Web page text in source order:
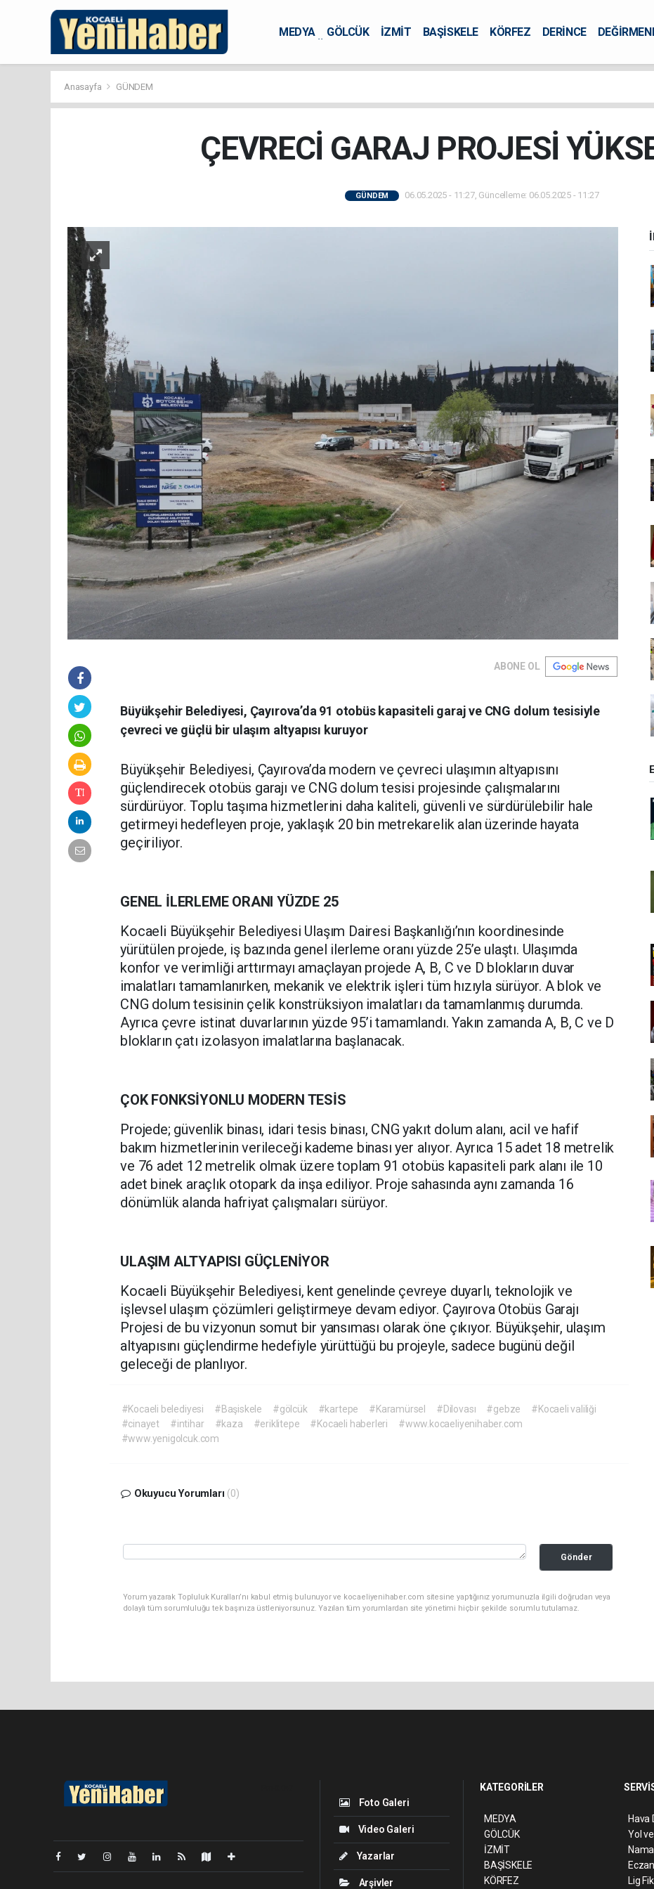
MEDYA GÖLCÜK İZMİT BAŞİSKELE KÖRFEZ DERİNCE
Anasayfa GÜNDEM
ÇEVRECİ GARAJ PROJESİ
GÜNDEM 06.05.2025 - 11:27, Güncelleme: 06.05.2025 - 11:27
ABONE OL
Büyükşehir Belediyesi, Çayırova’da 91 otobüs kapasiteli garaj ve CNG dolum tesisiyle
çevreci ve güçlü bir ulaşım altyapısı kuruyor
Büyükşehir Belediyesi, Çayırova’da modern ve çevreci ulaşımın altyapısını
güçlendirecek otobüs garajı ve CNG dolum tesisi projesinde çalışmalarını
sürdürüyor. Toplu taşıma hizmetlerini daha kaliteli, güvenli ve sürdürülebilir hale
getirmeyi hedefleyen proje, yaklaşık 20 bin metrekarelik alan üzerinde hayata
geçiriliyor.
GENEL İLERLEME ORANI YÜZDE 25
Kocaeli Büyükşehir Belediyesi Ulaşım Dairesi Başkanlığı’nın koordinesinde
yürütülen projede, iş bazında genel ilerleme oranı yüzde 25’e ulaştı. Ulaşımda
konfor ve verimliği arttırmayı amaçlayan projede A, B, C ve D blokların duvar
imalatları tamamlanırken, mekanik ve elektrik işleri tüm hızıyla sürüyor. A blok ve
CNG dolum tesisinin çelik konstrüksiyon imalatları da tamamlanmış durumda.
Ayrıca çevre istinat duvarlarının yüzde 95’i tamamlandı. Yakın zamanda A, B, C ve D
blokların çatı izolasyon imalatlarına başlanacak.
ÇOK FONKSİYONLU MODERN TESİS
Projede; güvenlik binası, idari tesis binası, CNG yakıt dolum alanı, acil ve hafif
bakım hizmetlerinin verileceği kademe binası yer alıyor. Ayrıca 15 adet 18 metrelik
ve 76 adet 12 metrelik olmak üzere toplam 91 otobüs kapasiteli park alanı ile 10
adet binek araçlık otopark da inşa ediliyor. Proje sahasında aynı zamanda 16
dönümlük alanda hafriyat çalışmaları sürüyor.
ULAŞIM ALTYAPISI GÜÇLENİYOR
Kocaeli Büyükşehir Belediyesi, kent genelinde çevreye duyarlı, teknolojik ve
işlevsel ulaşım çözümleri geliştirmeye devam ediyor. Çayırova Otobüs Garajı
Projesi de bu vizyonun somut bir yansıması olarak öne çıkıyor. Büyükşehir, ulaşım
altyapısını güçlendirme hedefiyle yürüttüğü bu projeyle, sadece bugünü değil
geleceği de planlıyor.
#Kocaeli belediyesi #Başiskele #gölcük #kartepe #Karamürsel #Dilovası #gebze
#Kocaeli valiliği
#cinayet
#intihar #kaza #eriklitepe #Kocaeli haberleri
#www.kocaeliyenihaber.com
#www.yenigolcuk.com
Okuyucu Yorumları (0)
Gönder
Yorum yazarak Topluluk Kuralları’nı kabul etmiş bulunuyor ve kocaeliyenihaber.com sitesine yaptığınız yorumunuzla ilgili doğrudan veya
dolaylı tüm sorumluluğu tek başınıza üstleniyorsunuz. Yazılan tüm yorumlardan site yönetimi hiçbir şekilde sorumlu tutulamaz.
Foto Galeri
Video Galeri
Yazarlar
Arşivler
KATEGORİLER
MEDYA
GÖLCÜK
İZMİT
BAŞİSKELE
KÖRFEZ
Hava
Yol
Lig